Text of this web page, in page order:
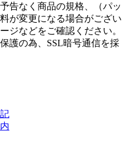
告なく商品の規格、（パッ
が変更になる場合がござい
ジなどをご確認ください。
護の為、SSL暗号通信を採